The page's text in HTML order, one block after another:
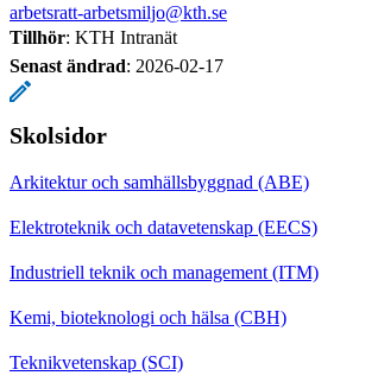
arbetsratt-arbetsmiljo@kth.se
Tillhör: KTH Intranät
Senast ändrad: 2026-02-17
Skolsidor
Arkitektur och samhällsbyggnad (ABE)
Elektroteknik och datavetenskap (EECS)
Industriell teknik och management (ITM)
Kemi, bioteknologi och hälsa (CBH)
Teknikvetenskap (SCI)